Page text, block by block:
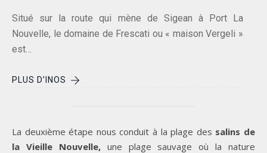
Situé sur la route qui mène de Sigean à Port La
Nouvelle, le domaine de Frescati ou « maison Vergeli »
est…
PLUS D’INOS
La deuxième étape nous conduit à la plage des salins de
la Vieille Nouvelle,une plage sauvage où la nature